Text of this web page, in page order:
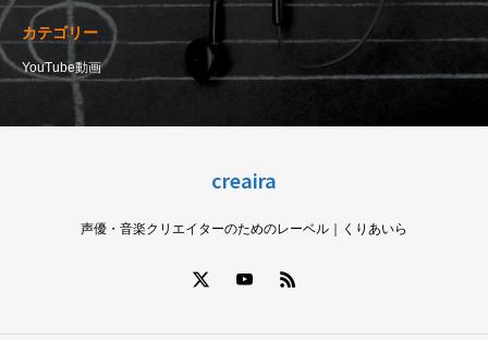
カテゴリー
YouTube動画
creaira
声優・音楽クリエイターのためのレーベル｜くりあいら